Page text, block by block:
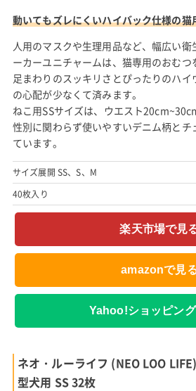
動いてもズレにくいハイバック仕様の猫
人用のマスクや生理用品など、幅広い
ーカーユニチャームは、猫専用のおむつ
足まわりのスッキリさとぴったりのハ
の心配が少なくて済みます。
ねこ用SSサイズは、ウエスト
性別に関わらず使いやすいデニム柄とチ
ています。
サイズ展開 SS、S、M
40枚入り
楽天市場で見
amazonで見
Yahoo!ショッピン
ネオ・ルーライフ (NEO LOO
型犬用 SS 32枚